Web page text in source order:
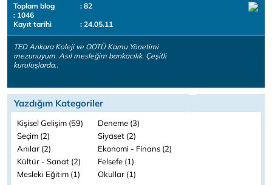
Toplam blog
: 82
: 1046
Kayıt tarihi
: 24.05.11
TED Ankara Koleji ve ODTÜ Kamu Yönetimi
mezunuyum. Asıl mesleğim bankacılık. Çeşitli
kuruluşlarda..
Yazdığım Kategoriler
Kişisel Gelişim (59)
Deneme (3)
Seçim (2)
Siyaset (2)
Anılar (2)
Ekonomi - Finans (2)
Kültür - Sanat (2)
Felsefe (1)
Mesleki Eğitim (1)
Okullar (1)